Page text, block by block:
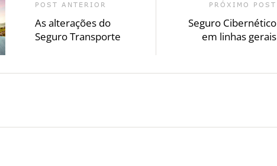
POST ANTERIOR
As alterações do
Seguro Transporte
PRÓXIMO POST
Seguro Cibernético
em linhas gerais